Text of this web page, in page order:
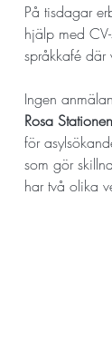
På tisdagar
hjälp med
språkkafé där
Ingen
Rosa
för
som gör
har två olika